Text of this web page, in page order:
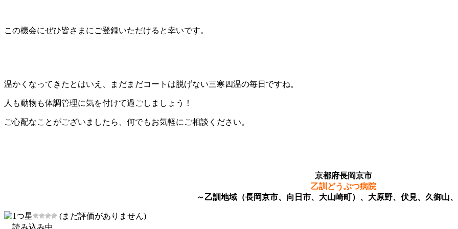
この機会にぜひ皆さまにご登録いただけると幸いです。
温かくなってきたとはいえ、まだまだコートは脱げない三寒四温の毎日ですね。
人も動物も体調管理に気を付けて過ごしましょう！
ご心配なことがございましたら、何でもお気軽にご相談ください。
京都府長岡京市
乙訓どうぶつ病院
～乙訓地域（長岡京市、向日市、大山崎町）、大原野、伏見、久御山
(まだ評価がありません)
読み込み中...